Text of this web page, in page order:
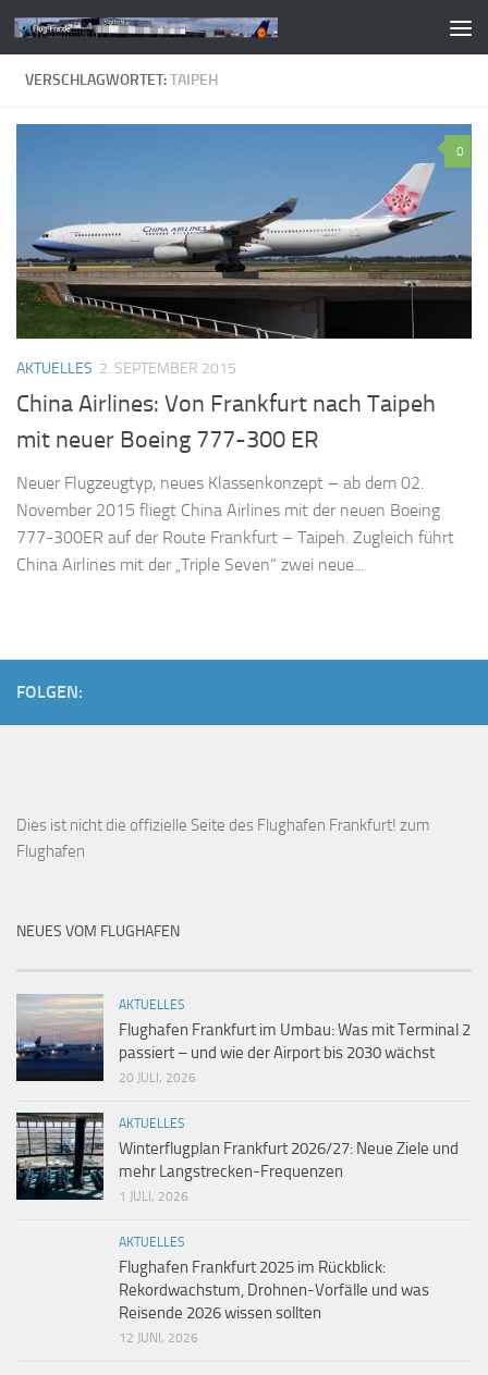
Zum Inhalt springen
VERSCHLAGWORTET:TAIPEH
0
AKTUELLES 2. SEPTEMBER 2015
China Airlines: Von Frankfurt nach Taipeh
mit neuer Boeing 777-300 ER
Neuer Flugzeugtyp, neues Klassenkonzept – ab dem 02.
November 2015 fliegt China Airlines mit der neuen Boeing
777-300ER auf der Route Frankfurt – Taipeh. Zugleich führt
China Airlines mit der „Triple Seven“ zwei neue...
FOLGEN:
Dies ist nicht die offizielle Seite des Flughafen Frankfurt! zum
Flughafen
NEUES VOM FLUGHAFEN
AKTUELLES
Flughafen Frankfurt im Umbau: Was mit Terminal 2
passiert – und wie der Airport bis 2030 wächst
20 JULI, 2026
AKTUELLES
Winterflugplan Frankfurt 2026/27: Neue Ziele und
mehr Langstrecken-Frequenzen
1 JULI, 2026
AKTUELLES
Flughafen Frankfurt 2025 im Rückblick:
Rekordwachstum, Drohnen-Vorfälle und was
Reisende 2026 wissen sollten
12 JUNI, 2026